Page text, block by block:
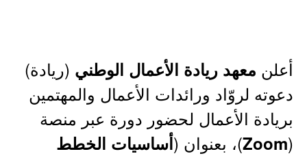
أعلن معهد ريادة الأعمال الوطني (ريادة)
دعوته لروّاد ورائدات الأعمال والمهتمين
بريادة الأعمال لحضور دورة عبر منصة
(
Zoom)، بعنوان (أساسيات الخطط